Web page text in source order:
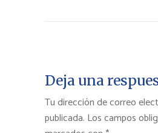
Deja una
Tu dirección de correo
publicada. Los campos